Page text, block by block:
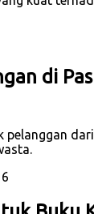
di
pelanggan